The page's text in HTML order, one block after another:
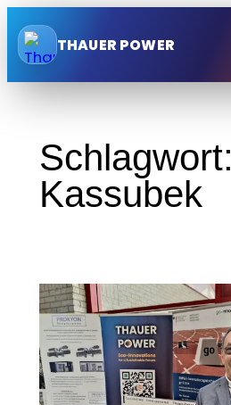
Inhalt
springen
THAUER POWER
Schlagwort:
Kassubek